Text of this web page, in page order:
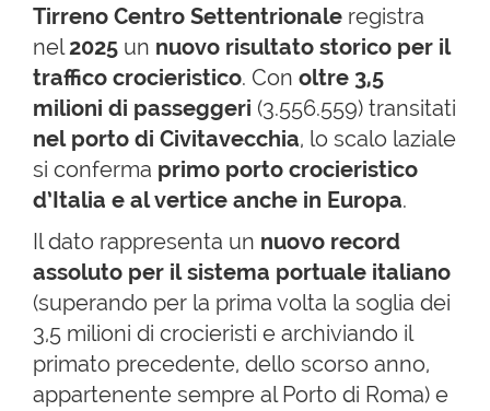
Tirreno Centro Settentrionale registra
nel2025 un nuovo risultato storico per il
traffico crocieristico. Con oltre 3,5
milioni di passeggeri (3.556.559) transitati
nel porto di Civitavecchia, lo scalo laziale
si conferma primo porto crocieristico
d’Italia e al vertice anche in Europa.
Il dato rappresenta un nuovo record
assoluto per il sistema portuale italiano
(superando per la prima volta la soglia dei
3,5 milioni di crocieristi e archiviando il
primato precedente, dello scorso anno,
appartenente sempre al Porto di Roma) e